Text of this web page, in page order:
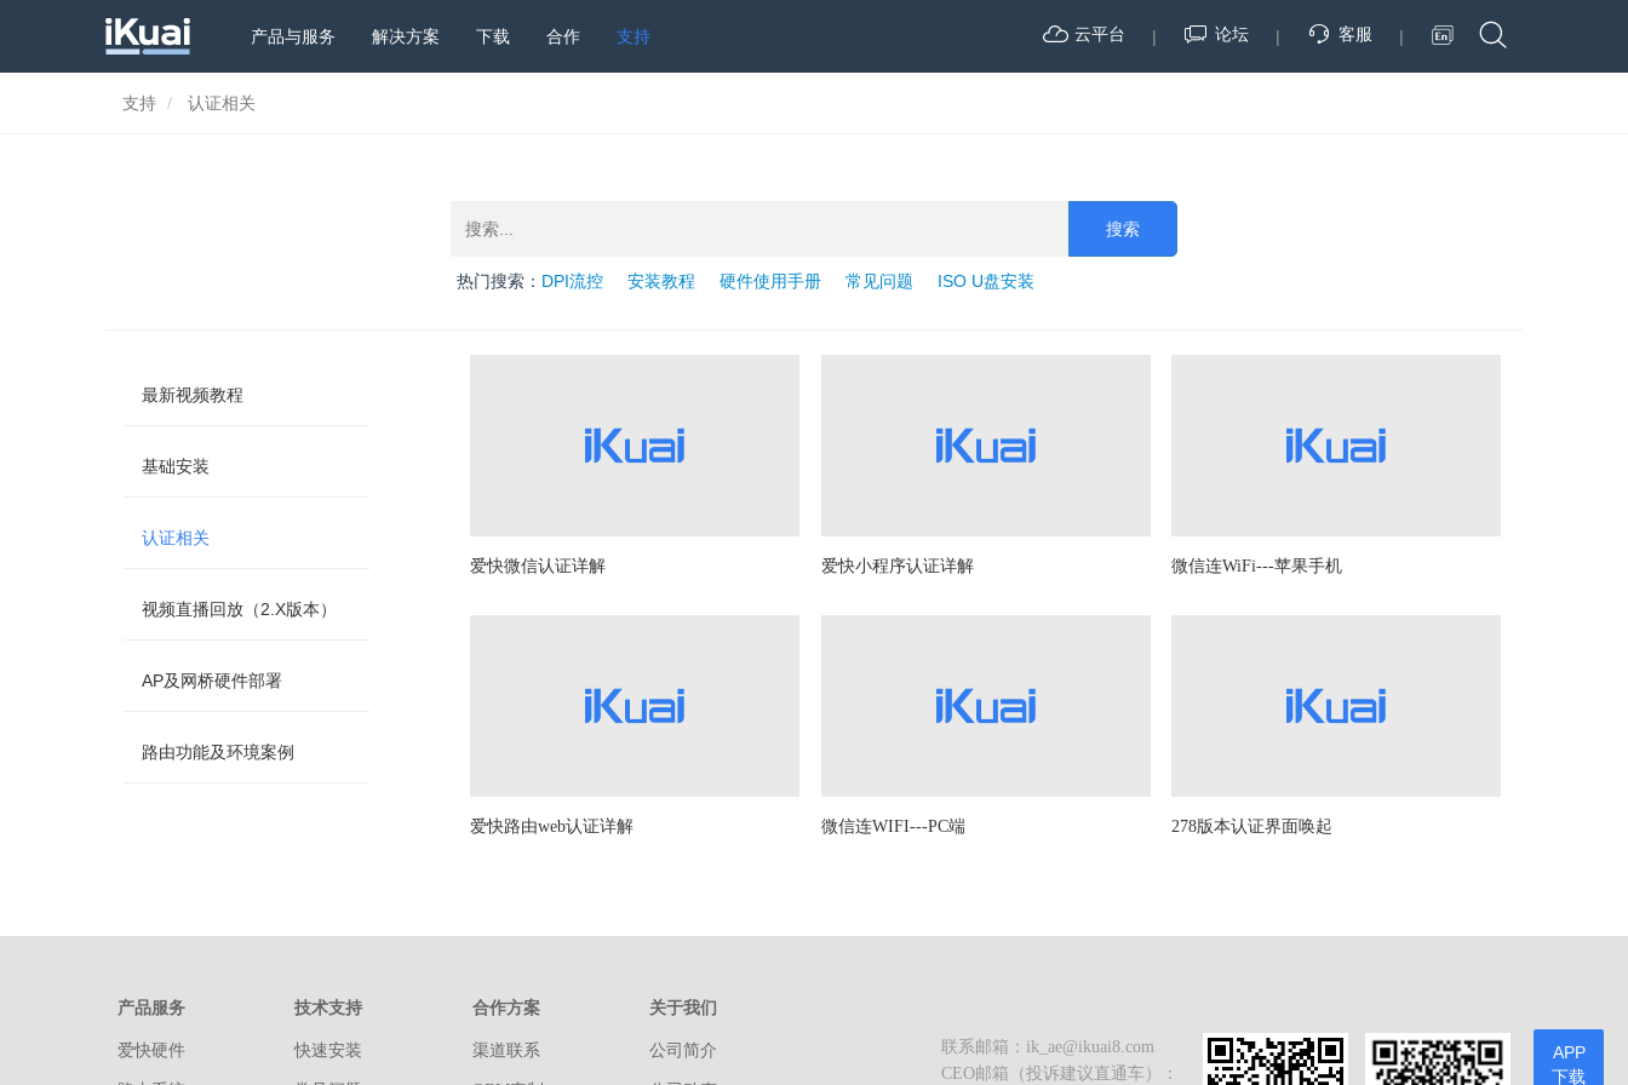
产品与服务 解决方案 下载 合作 支持 云平台 | 论坛 | 客服 |
支持 认证相关
搜索
热门搜索： DPI流控 安装教程 硬件使用手册 常见问题 ISO U盘安装
最新视频教程
基础安装
认证相关
视频直播回放（2.X版本）
AP及网桥硬件部署
路由功能及环境案例
爱快微信认证详解 爱快小程序认证详解 微信连WiFi---苹果手机
爱快路由web认证详解 微信连WIFI---PC端 278版本认证界面唤起
产品服务
爱快硬件
技术支持
快速安装
合作方案
渠道联系
关于我们
公司简介
联系邮箱：ik_ae@ikuai8.com
CEO邮箱（投诉建议直通车）：
APP
下载